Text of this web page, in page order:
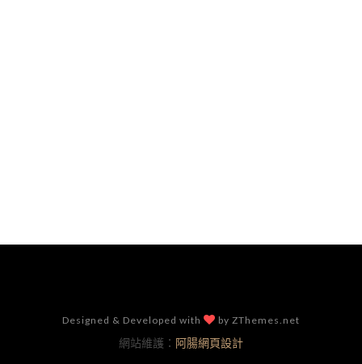
Designed & Developed with by ZThemes.net
網站維護： 阿腸網頁設計